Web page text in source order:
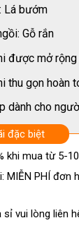
Lá bướm
Gỗ rắn
được mở rộng
thu gọn hoàn
dành cho
đặc biệt
khi mua từ 5-
MIỄN PHÍ đơn
sỉ vui lòng liên